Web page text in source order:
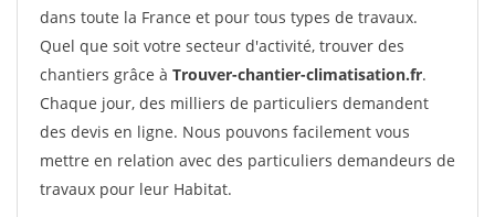
dans toute la France et pour tous types de travaux.
Quel que soit votre secteur d'activité, trouver des
chantiers grâce à Trouver-chantier-climatisation.fr.
Chaque jour, des milliers de particuliers demandent
des devis en ligne. Nous pouvons facilement vous
mettre en relation avec des particuliers demandeurs de
travaux pour leur Habitat.